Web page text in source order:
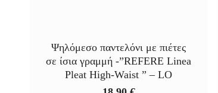
Ψηλόμεσο παντελόνι με πιέτες
σε ίσια γραμμή -”REFERE Linea
Pleat High‑Waist ” – LO